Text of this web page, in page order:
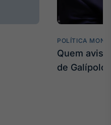
POLÍTICA
Quem
de Galípolo